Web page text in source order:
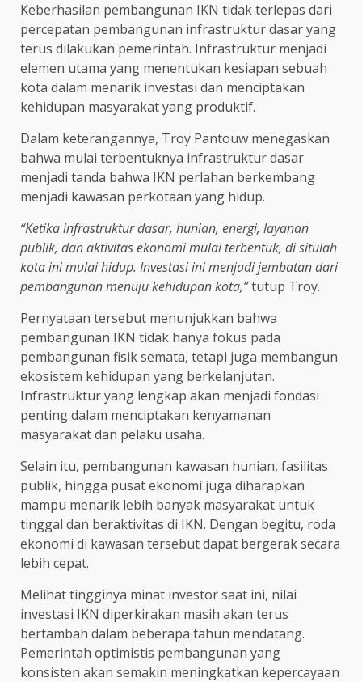
Keberhasilan pembangunan IKN tidak terlepas dari
percepatan pembangunan infrastruktur dasar yang
terus dilakukan pemerintah. Infrastruktur menjadi
elemen utama yang menentukan kesiapan sebuah
kota dalam menarik investasi dan menciptakan
kehidupan masyarakat yang produktif.
Dalam keterangannya, Troy Pantouw menegaskan
bahwa mulai terbentuknya infrastruktur dasar
menjadi tanda bahwa IKN perlahan berkembang
menjadi kawasan perkotaan yang hidup.
“Ketika infrastruktur dasar, hunian, energi, layanan
publik, dan aktivitas ekonomi mulai terbentuk, di situlah
kota ini mulai hidup. Investasi ini menjadi jembatan dari
pembangunan menuju kehidupan kota,”tutup Troy.
Pernyataan tersebut menunjukkan bahwa
pembangunan IKN tidak hanya fokus pada
pembangunan fisik semata, tetapi juga membangun
ekosistem kehidupan yang berkelanjutan.
Infrastruktur yang lengkap akan menjadi fondasi
penting dalam menciptakan kenyamanan
masyarakat dan pelaku usaha.
Selain itu, pembangunan kawasan hunian, fasilitas
publik, hingga pusat ekonomi juga diharapkan
mampu menarik lebih banyak masyarakat untuk
tinggal dan beraktivitas di IKN. Dengan begitu, roda
ekonomi di kawasan tersebut dapat bergerak secara
lebih cepat.
Melihat tingginya minat investor saat ini, nilai
investasi IKN diperkirakan masih akan terus
bertambah dalam beberapa tahun mendatang.
Pemerintah optimistis pembangunan yang
konsisten akan semakin meningkatkan kepercayaan